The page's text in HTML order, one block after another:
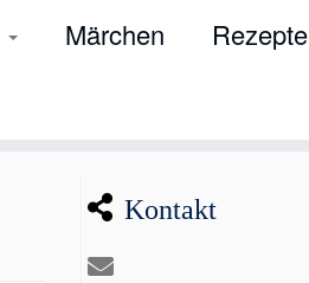
Märchen
Rezepte
Kontakt